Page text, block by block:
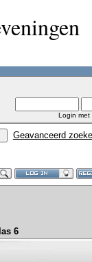
Login met
Geavanceerd
6